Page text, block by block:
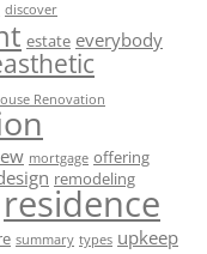
discover
estate everybody
Renovation
mortgage offering
remodeling
residence
summary types upkeep